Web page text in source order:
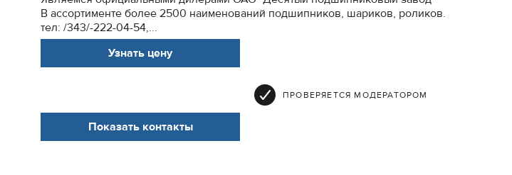
В ассортименте более 2500 наименований подшипников, шариков, роликов.
тел: /343/-222-04-54,...
Узнать цену
ПРОВЕРЯЕТСЯ МОДЕРАТОРОМ
Показать контакты